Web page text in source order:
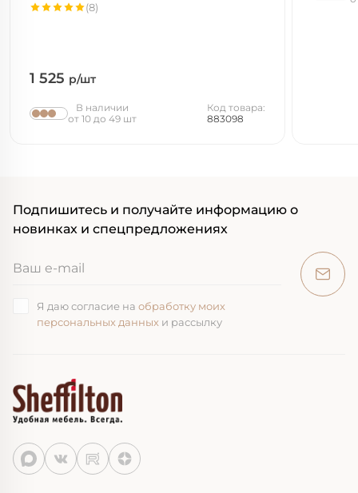
1 525 р/шт
(8)
В наличии
от 10 до 49 шт
Код товара:
883098
Подпишитесь и получайте информацию о
новинках и спецпредложениях
Я даю согласие на обработку моих
персональных данных и рассылку